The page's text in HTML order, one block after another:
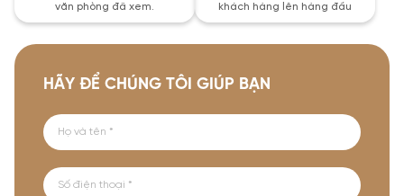
văn phòng đã xem.
khách hàng lên hàng đầu
HÃY ĐỂ CHÚNG TÔI GIÚP BẠN